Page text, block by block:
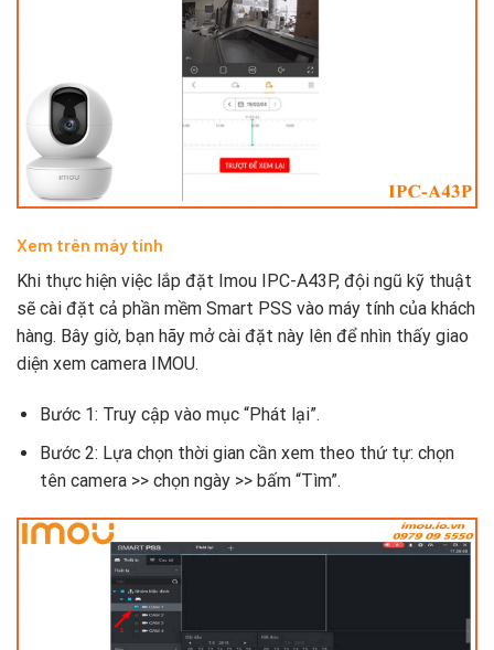
Xem trên máy tính
Khi thực hiện việc lắp đặt Imou IPC-A43P, đội ngũ kỹ thuật
sẽ cài đặt cả phần mềm Smart PSS vào máy tính của khách
hàng. Bây giờ, bạn hãy mở cài đặt này lên để nhìn thấy giao
diện xem camera IMOU.
Bước 1: Truy cập vào mục “Phát lại”.
Bước 2: Lựa chọn thời gian cần xem theo thứ tự: chọn
tên camera >> chọn ngày >> bấm “Tìm”.